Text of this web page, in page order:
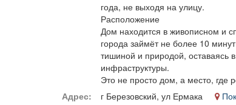
года, не выходя на улицу.
Расположение
Дом находится в живописном и
города займёт не более 10
тишиной и природой, оставаясь
инфраструктуры.
Это не просто дом, а место, где
Адрес:
г Березовский, ул Ермака